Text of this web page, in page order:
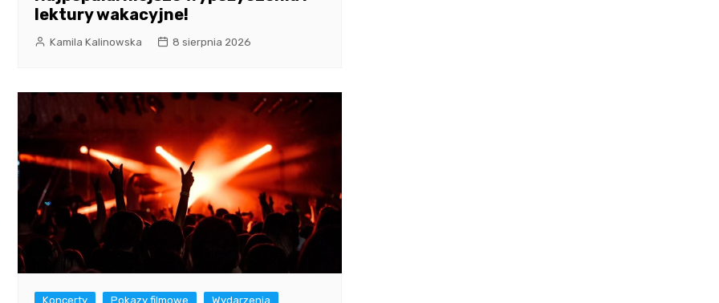
lektury wakacyjne!
Kamila Kalinowska 8 sierpnia 2026
Koncerty Pokazy filmowe Wydarzenia